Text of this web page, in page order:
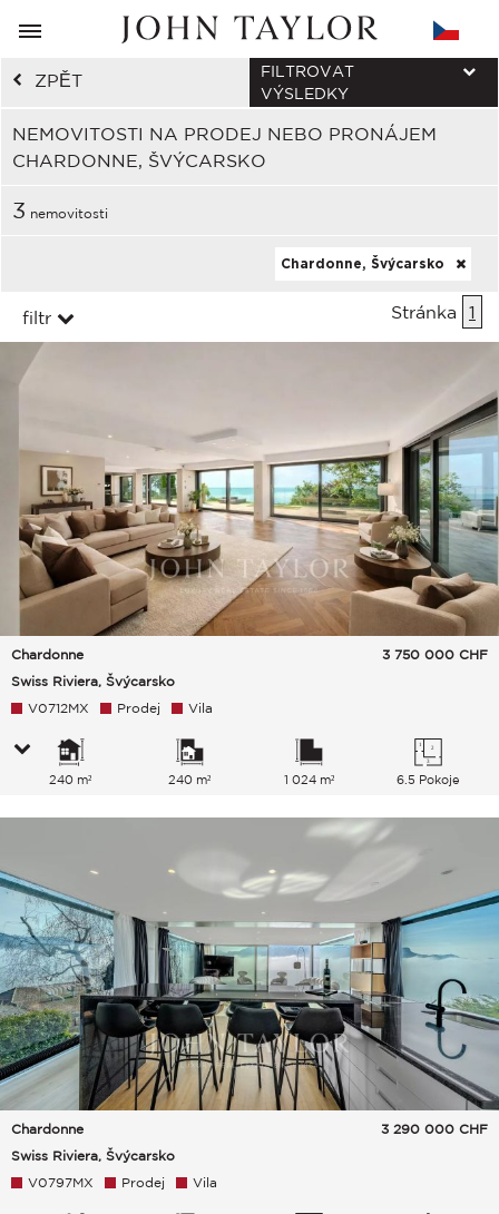
ZPĚT
NEMOVITOSTI NA PRODEJ NEBO PRONÁJEM
CHARDONNE, ŠVÝCARSKO
FILTROVAT
VÝSLEDKY
3 nemovitosti
Chardonne, Švýcarsko
filtr Stránka 1
Chardonne
Swiss Riviera, Švýcarsko
3 750 000 CHF
V0712MX Prodej Vila
240 m² 240 m² 1 024 m² 6.5 Pokoje
Chardonne
Swiss Riviera, Švýcarsko
3 290 000 CHF
V0797MX Prodej Vila